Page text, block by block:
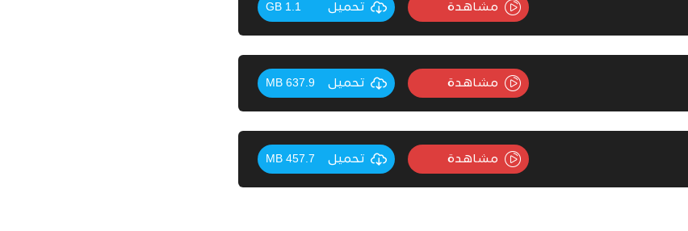
مشاهدة تحميل 1.1 GB
مشاهدة تحميل 637.9 MB
مشاهدة تحميل 457.7 MB